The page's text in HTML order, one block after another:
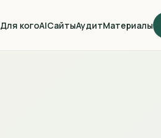
Для когоAIСайтыАудитМатериалы